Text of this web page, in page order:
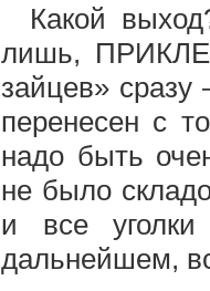
Какой
лишь,
зайцев»
перенесен с
надо быть
не было
и все
дальнейшем,